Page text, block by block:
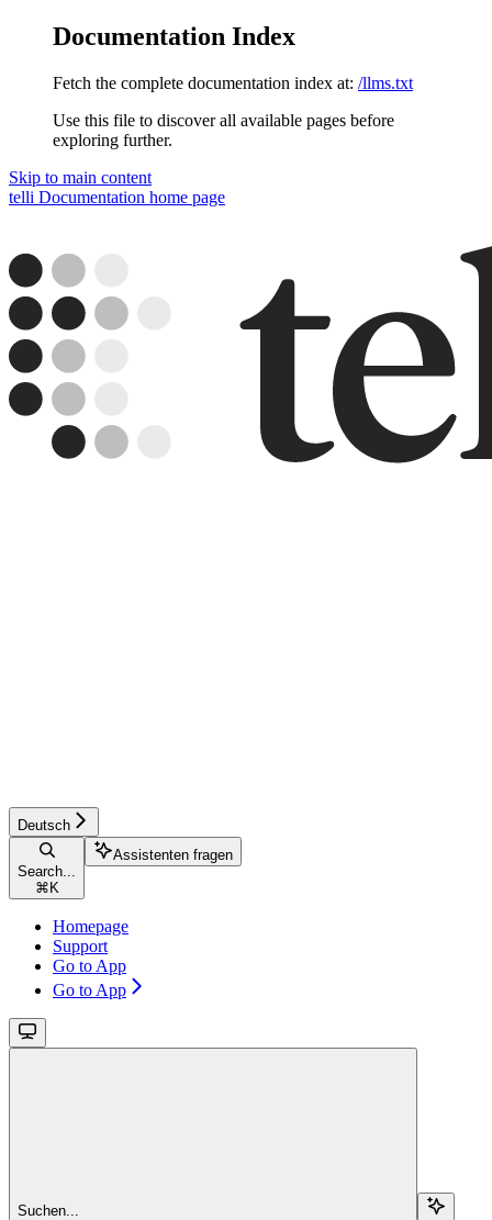
Documentation Index
Fetch the complete documentation index at: /llms.txt
Use this file to discover all available pages before
exploring further.
Skip to main content
telli Documentation home page
Deutsch
Search...
⌘ K
Assistenten fragen
Homepage
Support
Go to App
Go to App
Suchen...